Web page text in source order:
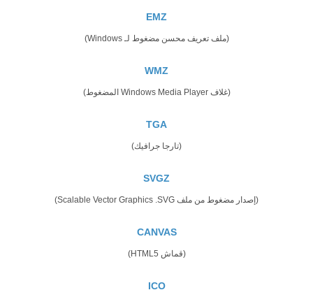
EMZ
(ملف تعريف محسن مضغوط لـ Windows)
WMZ
(غلاف Windows Media Player المضغوط)
TGA
(تارجا جرافيك)
SVGZ
(إصدار مضغوط من ملف Scalable Vector Graphics .SVG)
CANVAS
(قماش HTML5)
ICO